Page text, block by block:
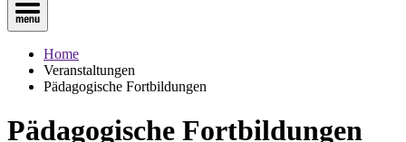
Home
Veranstaltungen
Pädagogische Fortbildungen
Pädagogische Fortbildungen